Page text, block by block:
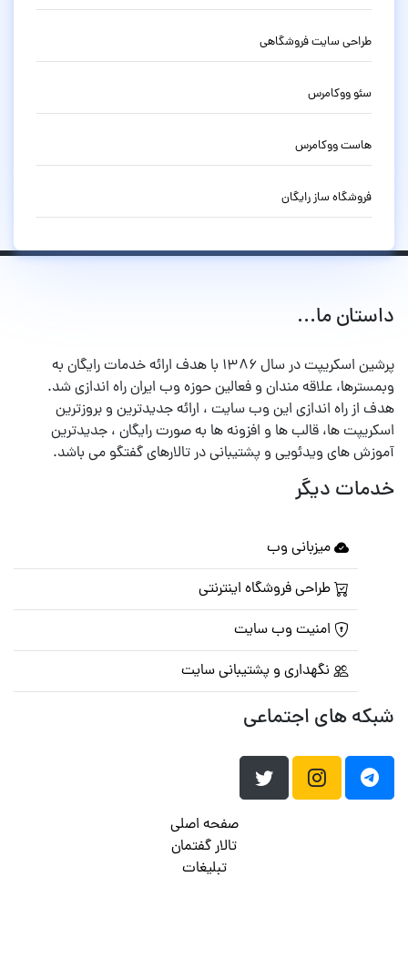
طراحی سایت فروشگاهی
سئو ووکامرس
هاست ووکامرس
فروشگاه ساز رایگان
داستان ما...
پرشین اسکریپت در سال ۱۳۸۶ با هدف ارائه خدمات رایگان به
وبمسترها، علاقه مندان و فعالین حوزه وب ایران راه اندازی شد.
هدف از راه اندازی این وب سایت ، ارائه جدیدترین و بروزترین
اسکریپت ها، قالب ها و افزونه ها به صورت رایگان ، جدیدترین
آموزش های ویدئویی و پشتیبانی در تالارهای گفتگو می باشد.
خدمات دیگر
میزبانی وب
طراحی فروشگاه اینترنتی
امنیت وب سایت
نگهداری و پشتیبانی سایت
شبکه های اجتماعی
صفحه اصلی
تالار گفتمان
تبلیغات